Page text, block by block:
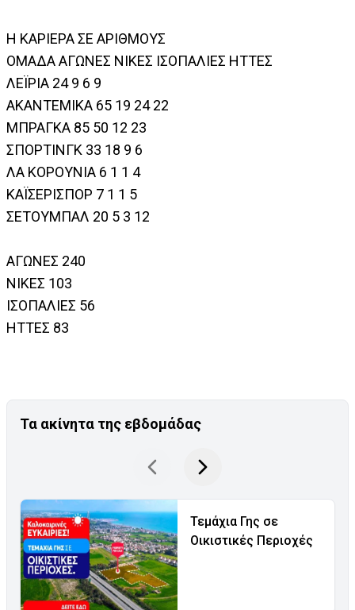
Η ΚΑΡΙΕΡΑ ΣΕ ΑΡΙΘΜΟΥΣ
ΟΜΑΔΑ ΑΓΩΝΕΣ ΝΙΚΕΣ ΙΣΟΠΑΛΙΕΣ ΗΤΤΕΣ
ΛΕΪΡΙΑ 24 9 6 9
ΑΚΑΝΤΕΜΙΚΑ 65 19 24 22
ΜΠΡΑΓΚΑ 85 50 12 23
ΣΠΟΡΤΙΝΓΚ 33 18 9 6
ΛΑ ΚΟΡΟΥΝΙΑ 6 1 1 4
ΚΑΪΣΕΡΙΣΠΟΡ 7 1 1 5
ΣΕΤΟΥΜΠΑΛ 20 5 3 12
ΑΓΩΝΕΣ 240
ΝΙΚΕΣ 103
ΙΣΟΠΑΛΙΕΣ 56
ΗΤΤΕΣ 83
Τα ακίνητα της εβδομάδας
Τεμάχια Γης σε
Οικιστικές Περιοχές